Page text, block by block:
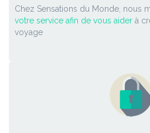
Chez Sensations du Monde, nous
votre service afin de vous aider à
voyage